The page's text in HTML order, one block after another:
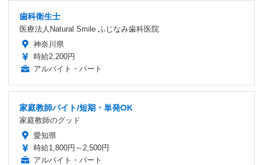
歯科衛生士
医療法人Natural Smile ふじなみ歯科医院
神奈川県
時給2,200円
アルバイト・パート
家庭教師バイト/短期・単発OK
家庭教師のグッド
愛知県
時給1,800円～2,500円
アルバイト・パート